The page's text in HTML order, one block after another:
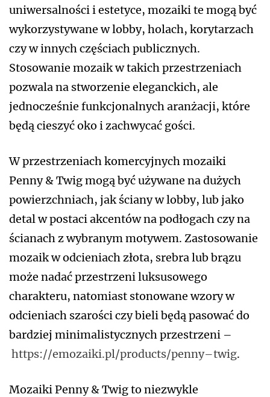
uniwersalności i estetyce, mozaiki te mogą być
wykorzystywane w lobby, holach, korytarzach
czy w innych częściach publicznych.
Stosowanie mozaik w takich przestrzeniach
pozwala na stworzenie eleganckich, ale
jednocześnie funkcjonalnych aranżacji, które
będą cieszyć oko i zachwycać gości.
W przestrzeniach komercyjnych mozaiki
Penny & Twig mogą być używane na dużych
powierzchniach, jak ściany w lobby, lub jako
detal w postaci akcentów na podłogach czy na
ścianach z wybranym motywem. Zastosowanie
mozaik w odcieniach złota, srebra lub brązu
może nadać przestrzeni luksusowego
charakteru, natomiast stonowane wzory w
odcieniach szarości czy bieli będą pasować do
bardziej minimalistycznych przestrzeni –
https://emozaiki.pl/products/penny–twig.
Mozaiki Penny & Twig to niezwykle